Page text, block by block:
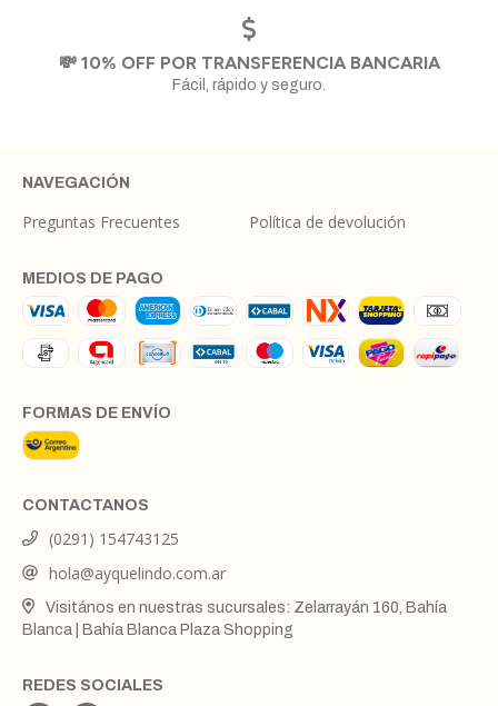
💸 10% OFF POR TRANSFERENCIA BANCARIA
Fácil, rápido y seguro.
NAVEGACIÓN
Preguntas Frecuentes Política de devolución
MEDIOS DE PAGO
FORMAS DE ENVÍO
CONTACTANOS
(0291) 154743125
hola@ayquelindo.com.ar
Visitános en nuestras sucursales: Zelarrayán 160, Bahía
Blanca | Bahía Blanca Plaza Shopping
REDES SOCIALES